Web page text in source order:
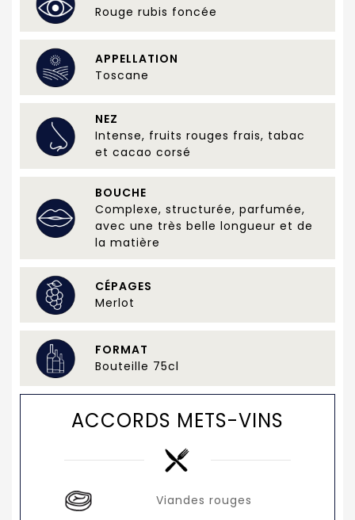
Rouge rubis foncée
APPELLATION
Toscane
NEZ
Intense, fruits rouges frais, tabac
et cacao corsé
BOUCHE
Complexe, structurée, parfumée,
avec une très belle longueur et de
la matière
CÉPAGES
Merlot
FORMAT
Bouteille 75cl
ACCORDS METS-VINS
Viandes rouges